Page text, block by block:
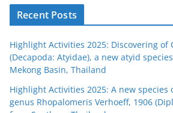
Recent Posts
Highlight Activities 2025: Discovering
(Decapoda: Atyidae), a new atyid
Mekong Basin, Thailand
Highlight Activities 2025: A new
genus Rhopalomeris Verhoeff, 1906